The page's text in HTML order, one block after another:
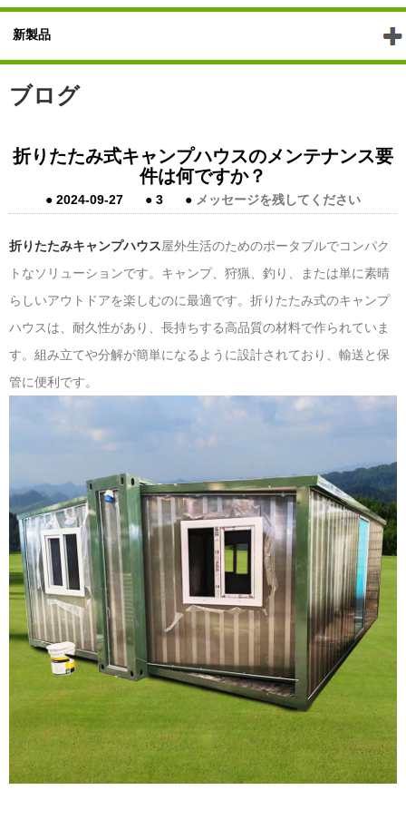
新製品
ブログ
折りたたみ式キャンプハウスのメンテナンス要
件は何ですか？
● 2024-09-27 ● 3 ● メッセージを残してください
折りたたみキャンプハウス屋外生活のためのポータブルでコンパク
トなソリューションです。キャンプ、狩猟、釣り、または単に素晴
らしいアウトドアを楽しむのに最適です。折りたたみ式のキャンプ
ハウスは、耐久性があり、長持ちする高品質の材料で作られていま
す。組み立てや分解が簡単になるように設計されており、輸送と保
管に便利です。